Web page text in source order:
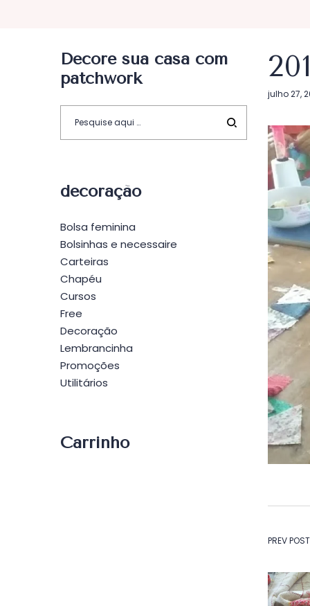
Postado
julho 27,
de
PREV POST
Decore sua casa com
patchwork
decoração
Bolsa feminina
Bolsinhas e necessaire
Carteiras
Chapéu
Cursos
Free
Decoração
Lembrancinha
Promoções
Utilitários
Carrinho